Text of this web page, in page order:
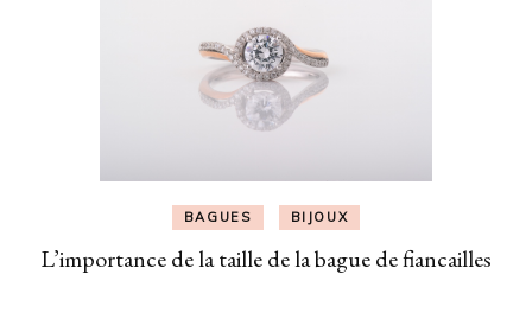
BAGUES BIJOUX
L’importance de la taille de la bague de fiancailles